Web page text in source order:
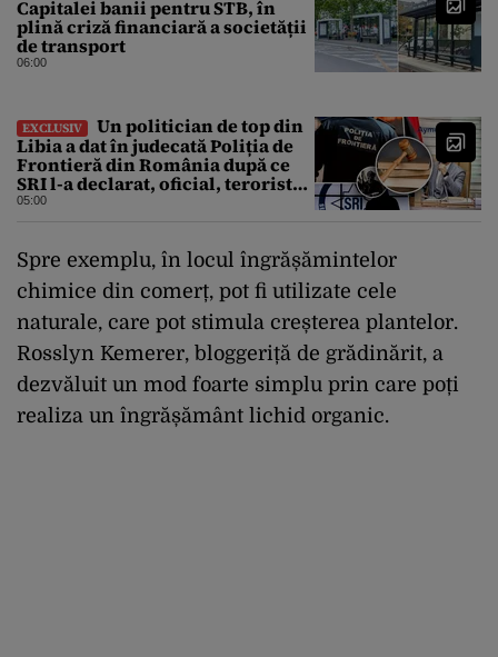
Capitalei banii pentru STB, în
plină criză financiară a societății
de transport
06:00
EXCLUSIV
Un politician de top din
Libia a dat în judecată Poliția de
Frontieră din România după ce
SRI l-a declarat, oficial, terorist
ISIS
05:00
Spre exemplu, în locul îngrășămintelor
chimice din comerț, pot fi utilizate cele
naturale, care pot stimula creșterea plantelor.
Rosslyn Kemerer, bloggeriță de grădinărit, a
dezvăluit un mod foarte simplu prin care poți
realiza un îngrășământ lichid organic.